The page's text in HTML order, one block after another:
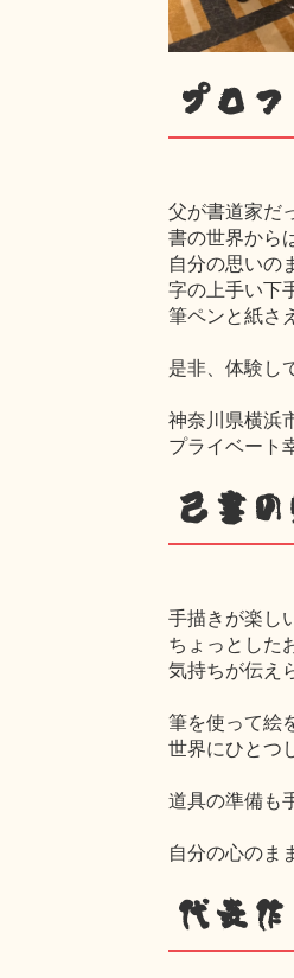
プロ
父が書道家だ
書の世界から
自分の思いの
字の上手い下
筆ペンと紙さ
是非、体験し
神奈川県横浜
プライベート
己書
手描きが楽し
ちょっとした
気持ちが伝え
筆を使って絵
世界にひとつ
道具の準備も
自分の心のま
代表作